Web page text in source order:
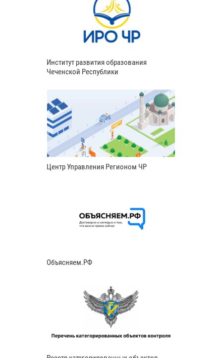
Институт развития образования
Чеченской Республики
Центр Управления Регионом ЧР
Объясняем.РФ